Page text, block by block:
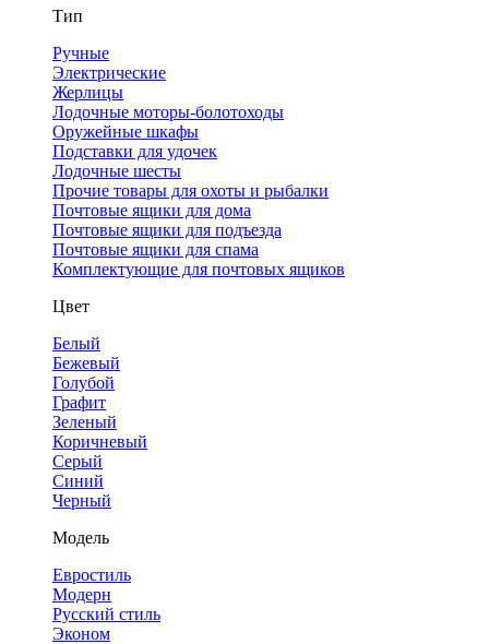
Тип
Ручные
Электрические
Жерлицы
Лодочные моторы-болотоходы
Оружейные шкафы
Подставки для удочек
Лодочные шесты
Прочие товары для охоты и рыбалки
Почтовые ящики для дома
Почтовые ящики для подъезда
Почтовые ящики для спама
Комплектующие для почтовых ящиков
Цвет
Белый
Бежевый
Голубой
Графит
Зеленый
Коричневый
Серый
Синий
Черный
Модель
Евростиль
Модерн
Русский стиль
Эконом